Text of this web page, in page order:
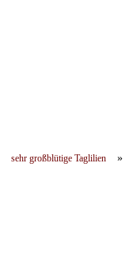
sehr großblütige Taglilien »